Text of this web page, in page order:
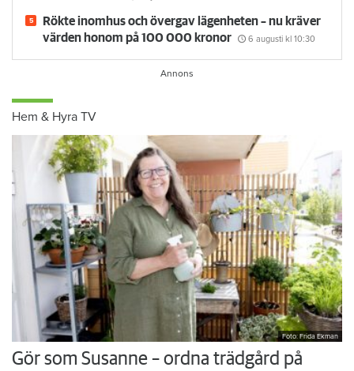
Rökte inomhus och övergav lägenheten – nu kräver
värden honom på 100 000 kronor
6 augusti kl 10:30
Hem & Hyra TV
Foto: Frida Ekman
Gör som Susanne – ordna trädgård på